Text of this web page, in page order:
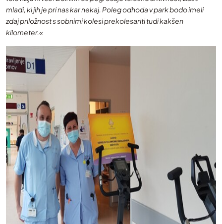
mladi, ki jih je pri nas kar nekaj. Poleg odhoda v park bodo imeli
zdaj priložnost s sobnimi kolesi prekolesariti tudi kakšen
kilometer.«